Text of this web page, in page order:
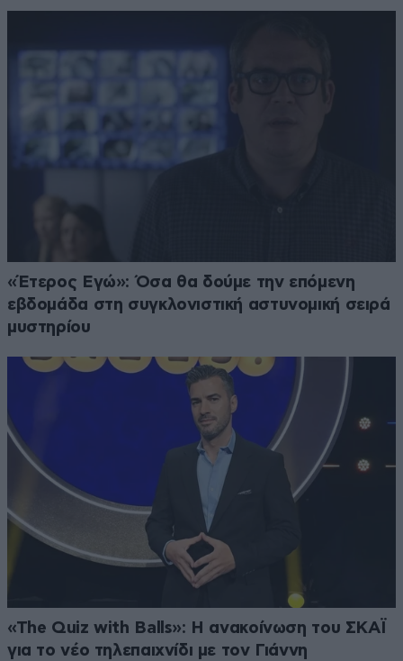
«Έτερος Εγώ»: Όσα θα δούμε την επόμενη
εβδομάδα στη συγκλονιστική αστυνομική σειρά
μυστηρίου
«The Quiz with Balls»: Η ανακοίνωση του ΣΚΑΪ
για το νέο τηλεπαιχνίδι με τον Γιάννη